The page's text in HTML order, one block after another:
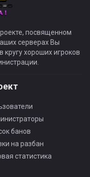
посвященном
серверах Вы
кругу хороших игроков
банов
на разбан
статистика